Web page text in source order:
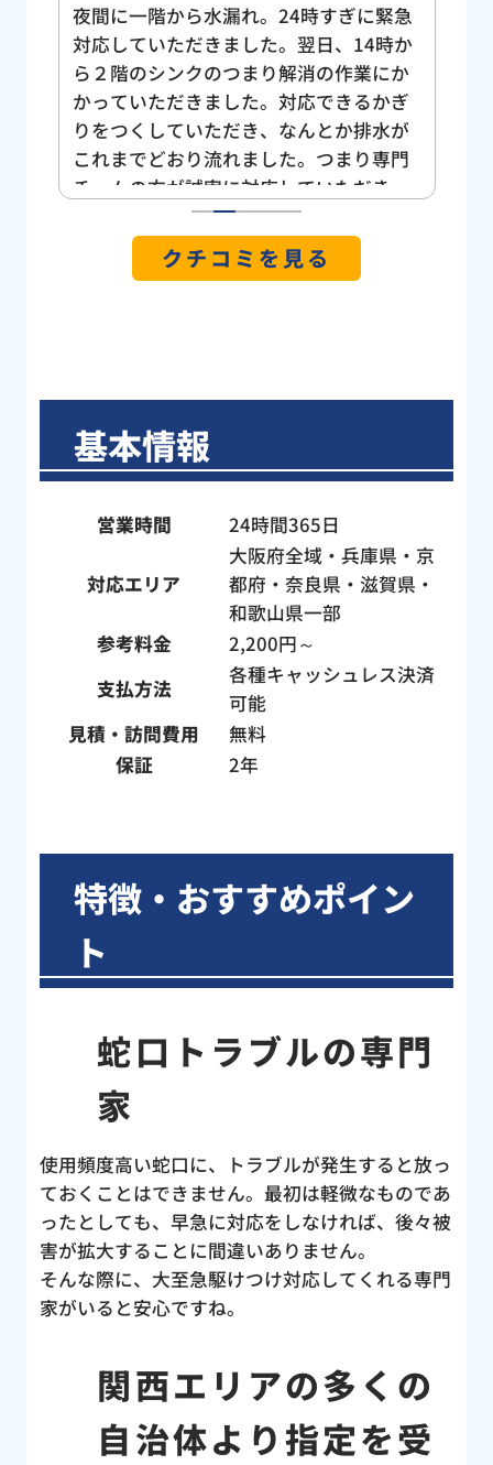
夜間に一階から水漏れ。24時すぎに緊急
対応していただきました。翌日、14時か
ら２階のシンクのつまり解消の作業にか
かっていただきました。対応できるかぎ
りをつくしていただき、なんとか排水が
これまでどおり流れました。つまり専門
チームの方が誠実に対応していただき、
ありがたかったです。水のトラブル、本
当に辛かったです。ありがとうございま
クチコミを見る
基本情報
営業時間 24時間365日
対応エリア
大阪府全域・兵庫県・京
都府・奈良県・滋賀県・
和歌山県一部
参考料金
2,200円～
支払方法
各種キャッシュレス決済
可能
見積・訪問費用
無料
保証
2年
特徴・おすすめポイン
ト
蛇口トラブルの専門
家
使用頻度高い蛇口に、トラブルが発生すると放っ
ておくことはできません。最初は軽微なものであ
ったとしても、早急に対応をしなければ、後々被
害が拡大することに間違いありません。
そんな際に、大至急駆けつけ対応してくれる専門
家がいると安心ですね。
関西エリアの多くの
自治体より指定を受